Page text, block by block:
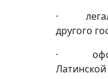
·
другого
·